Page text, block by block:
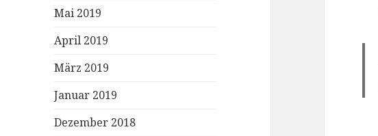
Mai 2019
April 2019
März 2019
Januar 2019
Dezember 2018